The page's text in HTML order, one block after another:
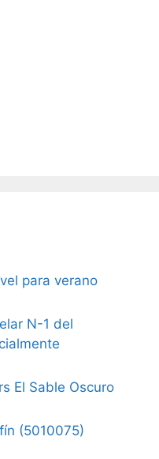
para verano
N-1 del
El Sable Oscuro
(5010075)